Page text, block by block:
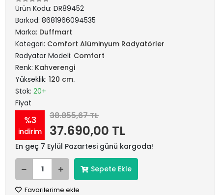
Ürün Kodu: DR89452
Barkod: 8681966094535
Marka: Duffmart
Kategori: Comfort Alüminyum Radyatörler
Radyatör Modeli: Comfort
Renk: Kahverengi
Yükseklik: 120 cm.
Stok: 20+
Fiyat
%3
indirim
38.855,67 TL
37.690,00 TL
En geç 7 Eylül Pazartesi günü kargoda!
Sepete Ekle
Favorilerime ekle